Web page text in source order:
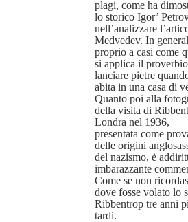
plagi, come ha
lo storico Igor’
nell’analizzare
Medvedev. In
proprio a casi come
si applica il
lanciare pietre
abita in una casa di
Quanto poi alla
della visita di
Londra nel 1936,
presentata come
delle origini
del nazismo, è
imbarazzante
Come se non
dove fosse volato lo
Ribbentrop tre anni
tardi.